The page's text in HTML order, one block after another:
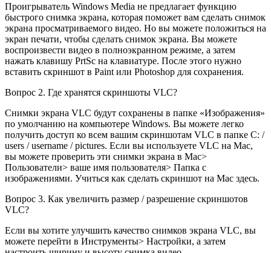
Проигрыватель Windows Media не предлагает функцию
быстрого снимка экрана, которая поможет вам сделать снимок
экрана просматриваемого видео. Но вы можете положиться на
экран печати, чтобы сделать снимок экрана. Вы можете
воспроизвести видео в полноэкранном режиме, а затем
нажать клавишу PrtSc на клавиатуре. После этого нужно
вставить скриншот в Paint или Photoshop для сохранения.
Вопрос 2. Где хранятся скриншоты VLC?
Снимки экрана VLC будут сохранены в папке «Изображения»
по умолчанию на компьютере Windows. Вы можете легко
получить доступ ко всем вашим скриншотам VLC в папке C: /
users / username / pictures. Если вы используете VLC на Mac,
вы можете проверить эти снимки экрана в Mac>
Пользователи> ваше имя пользователя> Папка с
изображениями. Учиться как сделать скриншот на Mac здесь.
Вопрос 3. Как увеличить размер / разрешение скриншотов
VLC?
Если вы хотите улучшить качество снимков экрана VLC, вы
можете перейти в Инструменты> Настройки, а затем